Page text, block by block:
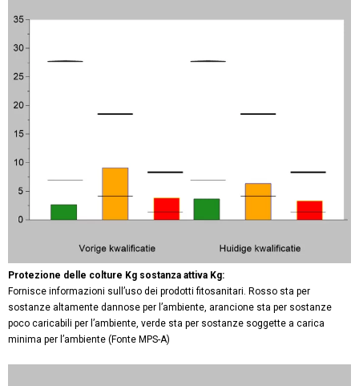
Protezione delle colture Kg sostanza attiva Kg:
Fornisce informazioni sull’uso dei prodotti fitosanitari. Rosso sta per
sostanze altamente dannose per l’ambiente, arancione sta per sostanze
poco caricabili per l’ambiente, verde sta per sostanze soggette a carica
minima per l’ambiente (Fonte MPS-A)